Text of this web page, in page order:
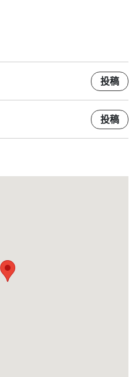
投稿
投稿